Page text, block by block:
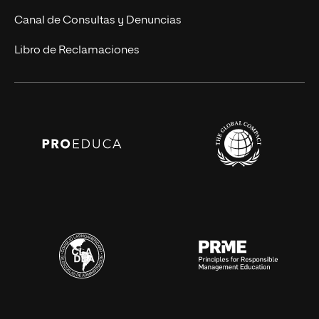
Canal de Consultas y Denuncias
Libro de Reclamaciones